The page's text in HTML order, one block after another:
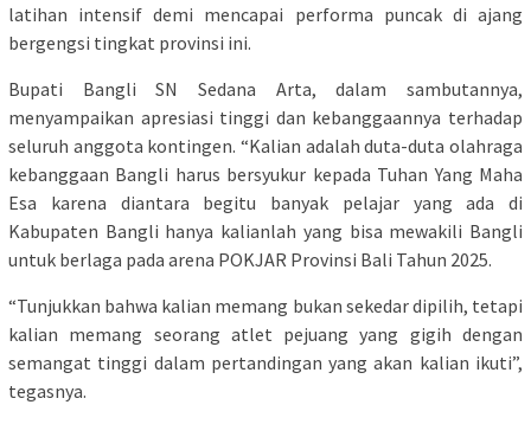
latihan intensif demi mencapai performa puncak di ajang
bergengsi tingkat provinsi ini.
Bupati Bangli SN Sedana Arta, dalam sambutannya,
menyampaikan apresiasi tinggi dan kebanggaannya terhadap
seluruh anggota kontingen. “Kalian adalah duta-duta olahraga
kebanggaan Bangli harus bersyukur kepada Tuhan Yang Maha
Esa karena diantara begitu banyak pelajar yang ada di
Kabupaten Bangli hanya kalianlah yang bisa mewakili Bangli
untuk berlaga pada arena POKJAR Provinsi Bali Tahun 2025.
“Tunjukkan bahwa kalian memang bukan sekedar dipilih, tetapi
kalian memang seorang atlet pejuang yang gigih dengan
semangat tinggi dalam pertandingan yang akan kalian ikuti”,
tegasnya.